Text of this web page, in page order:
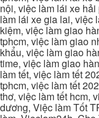
nội, việc làm lái xe
làm lái xe gia lai, việc
kiệm, việc làm giao
tphcm, việc làm giao
khẩu, việc làm giao
time, việc làm giao
làm tết, việc làm tết
tphcm, việc làm tết
thơ, việc làm tết hcm,
dương, Việc làm Tốt